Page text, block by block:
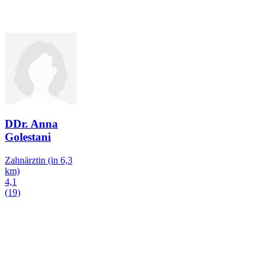
DDr. Anna
Golestani
Zahnärztin (in 6,3
km)
4,1
(19)